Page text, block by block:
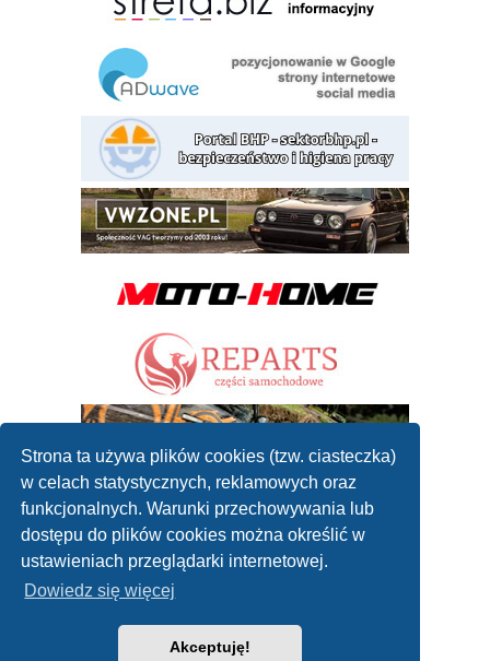
Strona ta używa plików cookies (tzw. ciasteczka)
w celach statystycznych, reklamowych oraz
funkcjonalnych. Warunki przechowywania lub
dostępu do plików cookies można określić w
ustawieniach przeglądarki internetowej.
Dowiedz się więcej
Akceptuję!
Forum mechaników samochodowych